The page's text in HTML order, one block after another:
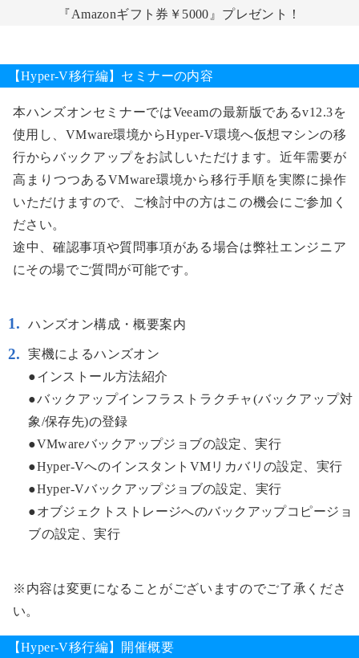
『Amazonギフト券￥5000』プレゼント！
【Hyper-V移行編】セミナーの内容
本ハンズオンセミナーではVeeamの最新版であるv12.3を
使用し、VMware環境からHyper-V環境へ仮想マシンの移
行からバックアップをお試しいただけます。近年需要が
高まりつつあるVMware環境から移行手順を実際に操作
いただけますので、ご検討中の方はこの機会にご参加く
ださい。
途中、確認事項や質問事項がある場合は弊社エンジニア
にその場でご質問が可能です。
ハンズオン構成・概要案内
実機によるハンズオン
●インストール方法紹介
●バックアップインフラストラクチャ(バックアップ対
象/保存先)の登録
●VMwareバックアップジョブの設定、実行
●Hyper-VへのインスタントVMリカバリの設定、実行
●Hyper-Vバックアップジョブの設定、実行
●オブジェクトストレージへのバックアップコピージョ
ブの設定、実行
※内容は変更になることがございますのでご了承くださ
い。
【Hyper-V移行編】開催概要